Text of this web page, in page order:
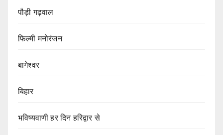
पौड़ी गढ़वाल
फिल्मी मनोरंजन
बागेश्वर
बिहार
भविष्यवाणी हर दिन हरिद्वार से